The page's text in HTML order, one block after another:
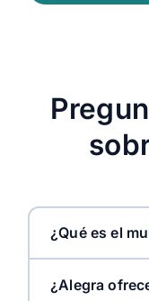
¿Qué es el
¿Alegra